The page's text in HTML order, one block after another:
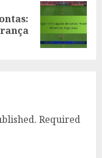
Required